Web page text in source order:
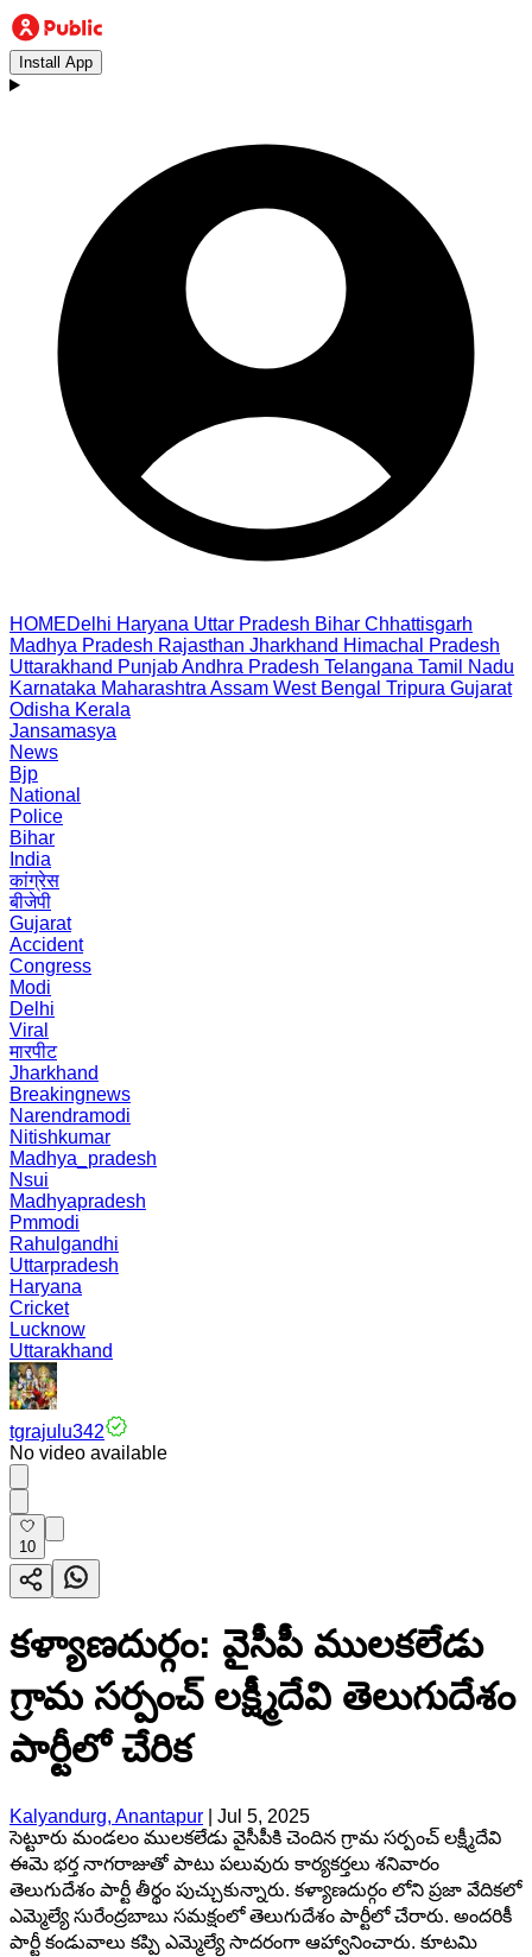
Install App
HOMEDelhi Haryana Uttar Pradesh Bihar Chhattisgarh
Madhya Pradesh Rajasthan Jharkhand Himachal Pradesh
Uttarakhand PunjabAndhra Pradesh Telangana Tamil Nadu
Karnataka Maharashtra Assam West Bengal Tripura Gujarat
Odisha Kerala
Jansamasya
News
Bjp
National
Police
Bihar
India
कांग्रेस
बीजेपी
Gujarat
Accident
Congress
Modi
Delhi
Viral
मारपीट
Jharkhand
Breakingnews
Narendramodi
Nitishkumar
Madhya_pradesh
Nsui
Madhyapradesh
Pmmodi
Rahulgandhi
Uttarpradesh
Haryana
Cricket
Lucknow
Uttarakhand
tgrajulu342
No video available
10
కళ్యాణదుర్గం: వైసీపీ ములకలేడు
గ్రామ సర్పంచ్ లక్ష్మీదేవి తెలుగుదేశం
పార్టీలో చేరిక
Kalyandurg, Anantapur
Jul 5, 2025
సెట్టూరు మండలం ములకలేడు వైసీపీకి చెందిన గ్రామ సర్పంచ్ లక్ష్మీదేవి
ఈమె భర్త నాగరాజుతో పాటు పలువురు కార్యకర్తలు శనివారం
తెలుగుదేశం పార్టీ తీర్థం పుచ్చుకున్నారు. కళ్యాణదుర్గం లోని ప్రజా వేదికలో
ఎమ్మెల్యే సురేంద్రబాబు సమక్షంలో తెలుగుదేశం పార్టీలో చేరారు. అందరికీ
పార్టీ కండువాలు కప్పి ఎమ్మెల్యే సాదరంగా ఆహ్వానించారు. కూటమి